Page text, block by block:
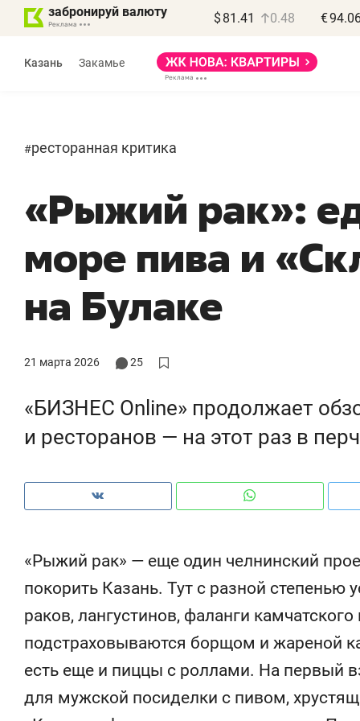
забронируй валюту $ 81.41 0.48 €
Казань Закамье
#ресторанная критика
«Рыжий рак»:
море пива и
на Булаке
21 марта 2026 25
«БИЗНЕС Online» продолжает
и ресторанов — на этот раз в
«Рыжий рак» — еще один челнинский
покорить Казань. Тут с разной степенью
раков, лангустинов, фаланги
подстраховываются борщом и жареной
есть еще и пиццы с роллами. На первый
для мужской посиделки с пивом,
Рекомендуем
150 камер до квартиры и Face
ID вместо ключа: какой будет
безопасность в ЖК «Нова»
Рекомендуем
Опыт
природе,